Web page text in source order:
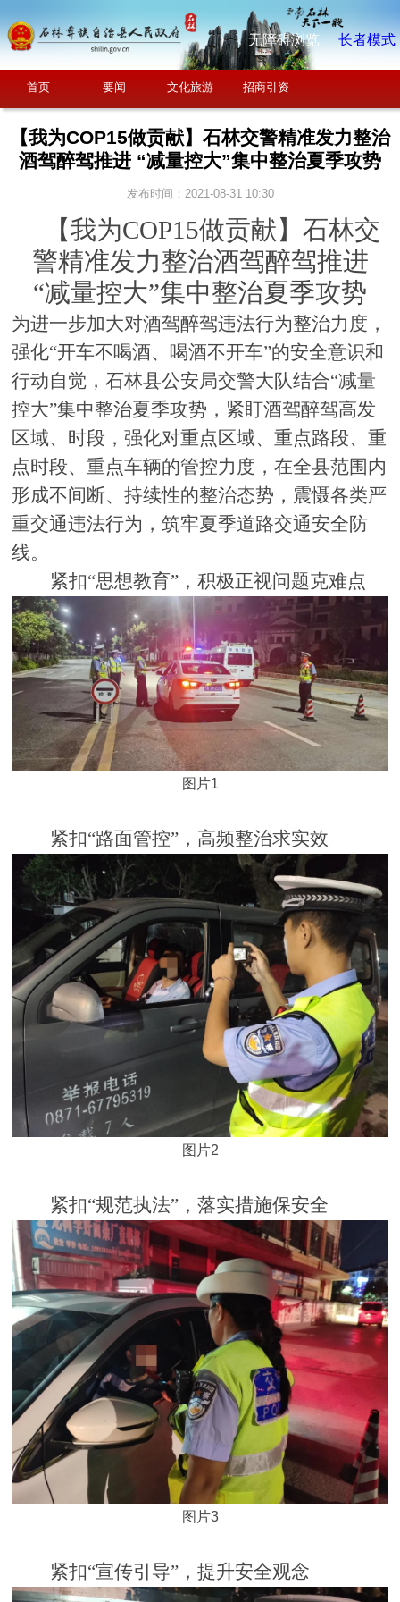
无障碍浏览 长者模式
首页 要闻 文化旅游 招商引资
【我为COP15做贡献】石林交警精准发力整治
酒驾醉驾推进 “减量控大”集中整治夏季攻势
发布时间：2021-08-31 10:30
【我为COP15做贡献】石林交
警精准发力整治酒驾醉驾推进
“减量控大”集中整治夏季攻势
为进一步加大对酒驾醉驾违法行为整治力度，
强化“开车不喝酒、喝酒不开车”的安全意识和
行动自觉，石林县公安局交警大队结合“减量
控大”集中整治夏季攻势，紧盯酒驾醉驾高发
区域、时段，强化对重点区域、重点路段、重
点时段、重点车辆的管控力度，在全县范围内
形成不间断、持续性的整治态势，震慑各类严
重交通违法行为，筑牢夏季道路交通安全防
线。
紧扣“思想教育”，积极正视问题克难点
图片1
紧扣“路面管控”，高频整治求实效
图片2
紧扣“规范执法”，落实措施保安全
图片3
紧扣“宣传引导”，提升安全观念